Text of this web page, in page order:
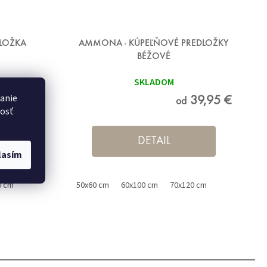
€
cm
AMMONA - KÚPEĽŇOVÉ PREDLOŽKY
BÉŽOVÉ
SKLADOM
od 39,95 €
DETAIL
50x60 cm 60x100 cm 70x120 cm